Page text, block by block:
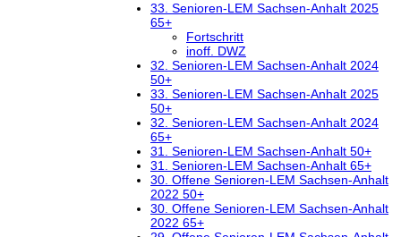
33. Senioren-LEM Sachsen-Anhalt 2025
65+
Fortschritt
inoff. DWZ
32. Senioren-LEM Sachsen-Anhalt 2024
50+
33. Senioren-LEM Sachsen-Anhalt 2025
50+
32. Senioren-LEM Sachsen-Anhalt 2024
65+
31. Senioren-LEM Sachsen-Anhalt 50+
31. Senioren-LEM Sachsen-Anhalt 65+
30. Offene Senioren-LEM Sachsen-Anhalt
2022 50+
30. Offene Senioren-LEM Sachsen-Anhalt
2022 65+